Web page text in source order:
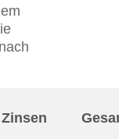
Zinsen